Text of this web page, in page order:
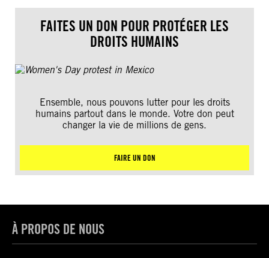
FAITES UN DON POUR PROTÉGER LES
DROITS HUMAINS
Ensemble, nous pouvons lutter pour les droits
humains partout dans le monde. Votre don peut
changer la vie de millions de gens.
FAIRE UN DON
À PROPOS DE NOUS